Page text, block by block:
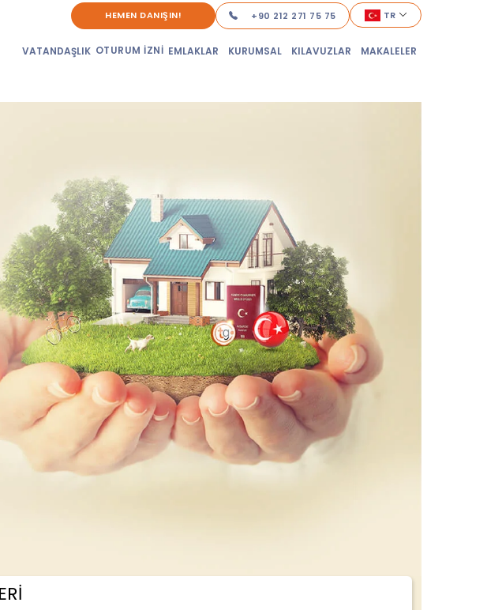
HEMEN DANIŞIN! +90 212 271 75 75 TR
VATANDAŞLIK OTURUM İZNİ EMLAKLAR KURUMSAL KILAVUZLAR MAKALELER